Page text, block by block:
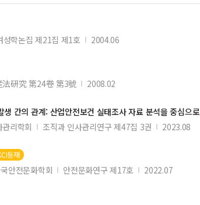
성학논집 제21집 제1호 2004.06
法硏究 第24卷 第3號 2008.02
생 간의 관계: 산업안전보건 실태조사 자료 분석을 중심으로
리학회 조직과 인사관리연구 제47집 3권 2023.08
등재
안전문화학회 안전문화연구 제17호 2022.07